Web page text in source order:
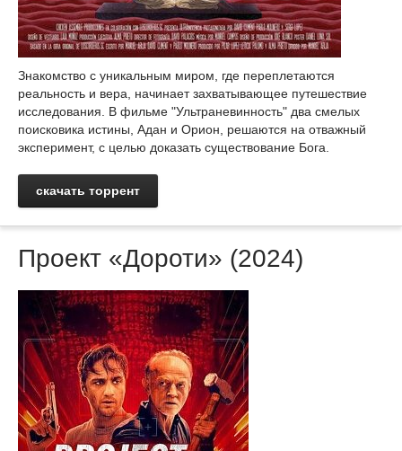
Знакомство с уникальным миром, где переплетаются
реальность и вера, начинает захватывающее путешествие
исследования. В фильме "Ультраневинность" два смелых
поисковика истины, Адан и Орион, решаются на отважный
эксперимент, с целью доказать существование Бога.
скачать торрент
Проект «Дороти» (2024)